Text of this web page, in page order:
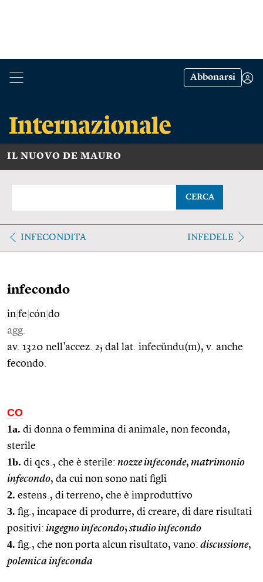
Abbonarsi
IL NUOVO DE MAURO
CERCA
INFECONDITA INFEDELE
infecondo
in fe cón do
agg.
av. 1320 nell'accez. 2; dal lat. infecŭndu(m), v. anche
fecondo.
CO
1a. di donna o femmina di animale, non feconda,
sterile
1b. di qcs., che è sterile: nozze infeconde, matrimonio
infecondo, da cui non sono nati figli
2. estens., di terreno, che è improduttivo
3. fig., incapace di produrre, di creare, di dare risultati
positivi: ingegno infecondo; studio infecondo
4. fig., che non porta alcun risultato, vano: discussione,
polemica infeconda